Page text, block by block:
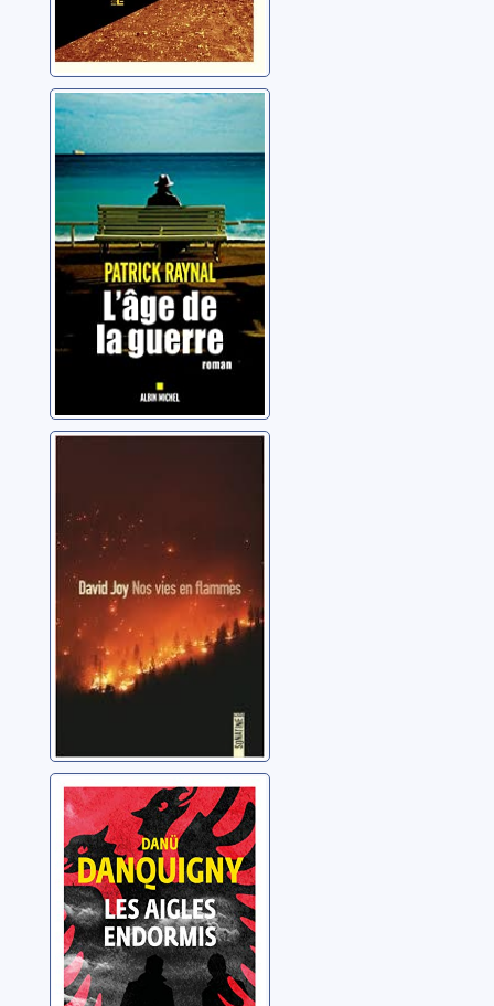
L'âge de la
guerre
Raynal, Patrick
Joy, David
Les aigles
endormis
Danquigny, Danü